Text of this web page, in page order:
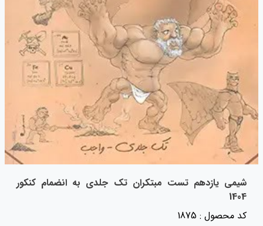
شیمی یازدهم تست مبتکران تک جلدی به انضمام کنکور
1404
کد محصول : 1875